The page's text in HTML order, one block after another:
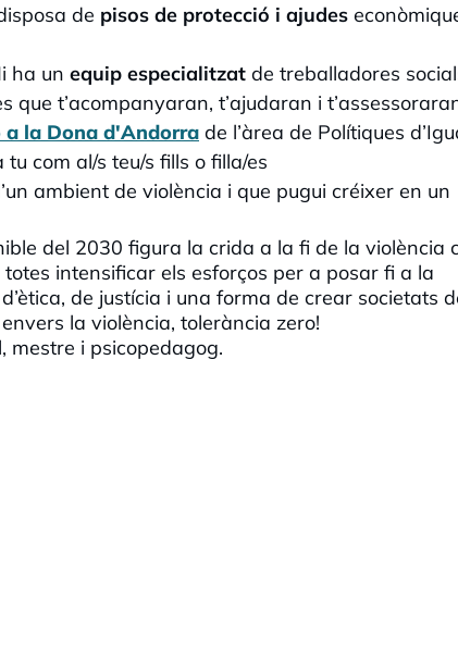
de pisos de protecció i ajudes
ha un equip especialitzat de treballadores
que t’acompanyaran, t’ajudaran i
a la Dona d'Andorra de l’àrea de Polítiques
com al/s teu/s fills o filla/es
ambient de violència i que pugui créixer en un
del 2030 figura la crida a la fi de la violència
intensificar els esforços per a posar fi a la
de justícia i una forma de crear societats
la violència, tolerància zero!
mestre i psicopedagog.